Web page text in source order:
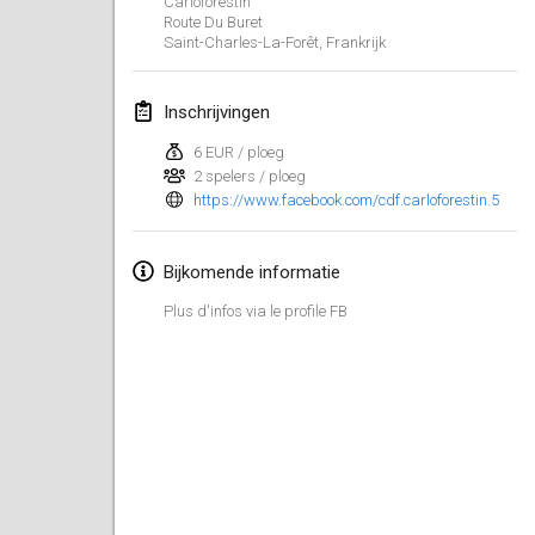
Route Du Buret
Saint-Charles-La-Forêt, Frankrijk
Inschrijvingen
6 EUR / ploeg
2 spelers / ploeg
https://www.facebook.com/cdf.carloforestin.5
Bijkomende informatie
Plus d'infos via le profile FB
februari 2023
Open Grégorien
4 feb. 2023|
SingeliDuppeli
4 feb. 2023|Finland
11 feb. 2023 |Finland